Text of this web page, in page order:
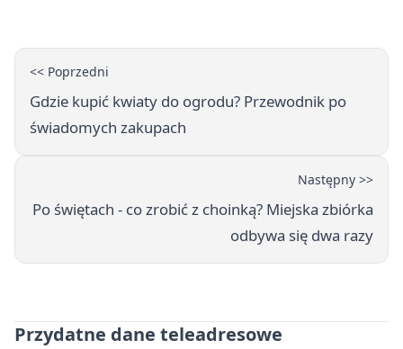
<< Poprzedni
Gdzie kupić kwiaty do ogrodu? Przewodnik po
świadomych zakupach
Następny >>
Po świętach - co zrobić z choinką? Miejska zbiórka
odbywa się dwa razy
Przydatne dane teleadresowe